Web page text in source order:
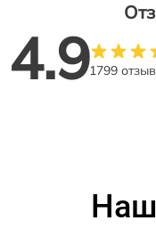
4.91799